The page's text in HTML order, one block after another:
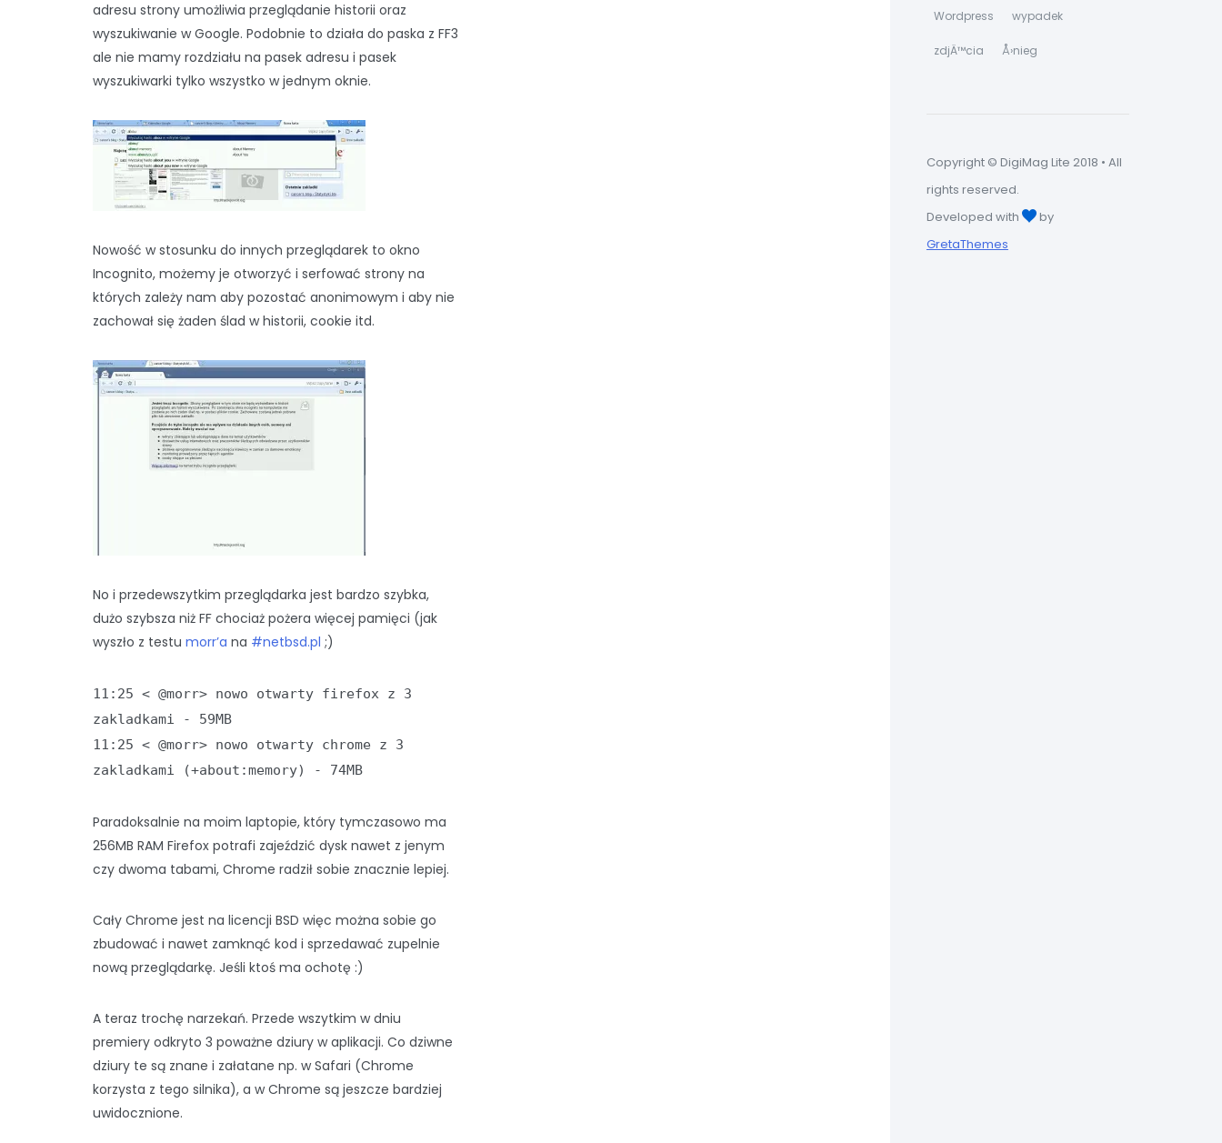
adresu strony umożliwia przeglądanie historii oraz
wyszukiwanie w Google. Podobnie to działa do paska z FF3
ale nie mamy rozdziału na pasek adresu i pasek
wyszukiwarki tylko wszystko w jednym oknie.
Nowość w stosunku do innych przeglądarek to okno
Incognito, możemy je otworzyć i serfować strony na
których zależy nam aby pozostać anonimowym i aby nie
zachował się żaden ślad w historii, cookie itd.
No i przedewszytkim przeglądarka jest bardzo szybka,
dużo szybsza niż FF chociaż pożera więcej pamięci (jak
wyszło z testu morr’a na #netbsd.pl ;)
11:25 < @morr> nowo otwarty firefox z 3
zakladkami - 59MB
11:25 < @morr> nowo otwarty chrome z 3
zakladkami (+about:memory) - 74MB
Paradoksalnie na moim laptopie, który tymczasowo ma
256MB RAM Firefox potrafi zajeździć dysk nawet z jenym
czy dwoma tabami, Chrome radził sobie znacznie lepiej.
Cały Chrome jest na licencji BSD więc można sobie go
zbudować i nawet zamknąć kod i sprzedawać zupelnie
nową przeglądarkę. Jeśli ktoś ma ochotę :)
A teraz trochę narzekań. Przede wszytkim w dniu
premiery odkryto 3 poważne dziury w aplikacji. Co dziwne
dziury te są znane i załatane np. w Safari (Chrome
korzysta z tego silnika), a w Chrome są jeszcze bardziej
uwidocznione.
Wordpress wypadek
zdjÄ™cia Å›nieg
Copyright © DigiMag Lite 2018 • All
rights reserved.
Developed with
by
GretaThemes